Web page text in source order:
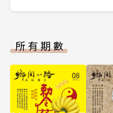
所有期數